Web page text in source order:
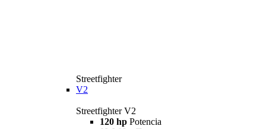
Streetfighter
V2
Streetfighter V2
120 hp Potencia